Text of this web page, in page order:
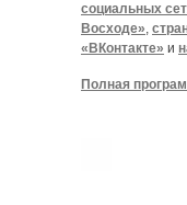
социальных
Восходе»,
«ВКонтакте» и
Полная